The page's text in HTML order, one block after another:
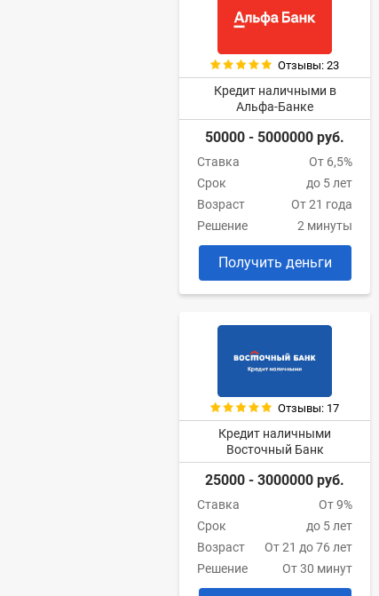
Отзывы: 23
Кредит наличными в
Альфа-Банке
50000 - 5000000 руб.
Ставка
От 6,5%
Срок
до 5 лет
Возраст
От 21 года
Решение
2 минуты
Получить деньги
Отзывы: 17
Кредит наличными
Восточный Банк
25000 - 3000000 руб.
Ставка
От 9%
Срок
до 5 лет
Возраст
От 21 до 76 лет
Решение
От 30 минут